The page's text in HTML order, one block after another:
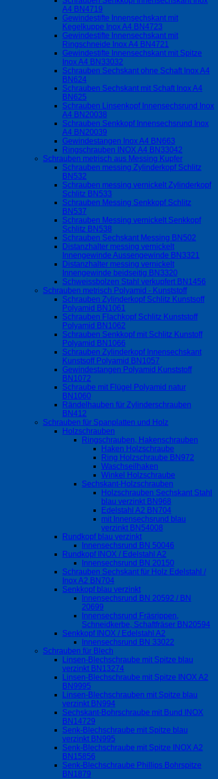
A4 BN4719
Gewindestifte Innensechskant mit
Kegelkuppe Inox A4 BN4723
Gewindestifte Innensechskant mit
Ringschneide Inox A4 BN4721
Gewindestifte Innensechskant mit Spitze
Inox A4 BN33032
Schrauben Sechskant ohne Schaft Inox A4
BN624
Schrauben Sechskant mit Schaft Inox A4
BN625
Schrauben Linsenkopf Innensechsrund Inox
A4 BN20038
Schrauben Senkkopf Innensechsrund Inox
A4 BN20039
Gewindestangen Inox A4 BN663
Ringschrauben INOX A4 BN33042
Schrauben metrisch aus Messing Kupfer
Schrauben messing Zylinderkopf Schlitz
BN532
Schrauben messing vernickelt Zylinderkopf
Schlitz BN533
Schrauben Messing Senkkopf Schlitz
BN537
Schrauben Messing vernickelt Senkkopf
Schlitz BN538
Schrauben Sechskant Messing BN502
Distanzhalter messing vernickelt
Innengewinde Aussengewinde BN3321
Distanzhalter messing vernickelt
Innengewinde beidseitig BN3320
Schweissbolzen Stahl verkupfert BN1456
Schrauben metrisch Polyamid - Kunststoff
Schrauben Zylinderkopf Schlitz Kunstsoff
Polyamid BN1061
Schrauben Flachkopf Schlitz Kunststoff
Polyamid BN1062
Schrauben Senkkopf mit Schlitz Kunstoff
Polyamid BN1066
Schrauben Zylinderkopf Innensechskant
Kunstsoff Polyamid BN1057
Gewindestangen Polyamid Kunststoff
BN1072
Schraube mit Flügel Polyamid natur
BN1060
Rändelhauben für Zylinderschrauben
BN412
Schrauben für Spanplatten und Holz
Holzschrauben
Ringschrauben, Hakenschrauben
Haken Holzschraube
Ring Holzschraube BN972
Waschseilhaken
Winkel Holzschraube
Sechskant-Holzschrauben
Holzschrauben Sechskant Stahl
blau verzinkt BN968
Edelstahl A2 BN704
mit Innensechsrund blau
verzinkt BN54008
Rundkopf blau verzinkt
Innensechsrund BN 50046
Rundkopf INOX / Edelstahl A2
Innensechsrund BN 20150
Schrauben Sechskant für Holz Edelstahl /
Inox A2 BN704
Senkkopf blau verzinkt
Innensechsrund BN 20592 / BN
20699
Innensechsrund Fräsrippen,
Schneidkerbe, Schaftfräser BN20594
Senkkopf INOX / Edelstahl A2
Innensechsrund BN 33022
Schrauben für Blech
Linsen-Blechschraube mit Spitze blau
verzinkt BN13274
Linsen-Blechschraube mit Spitze INOX A2
BN9995
Linsen-Blechschrauben mit Spitze blau
verzinkt BN994
Sechskant-Bohrschraube mit Bund INOX
BN14729
Senk-Blechschraube mit Spitze blau
verzinkt BN995
Senk-Blechschraube mit Spitze INOX A2
BN15856
Senk-Blechschraube Phillips Bohrspitze
BN1879